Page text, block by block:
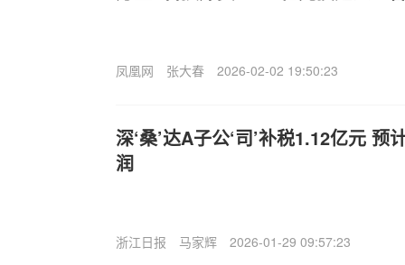
凤凰网 张大春 2026-02-02 19:50:23
深‘桑’达A子公‘司’补税1.12亿元 预
润
浙江日报 马家辉 2026-01-29 09:57:23